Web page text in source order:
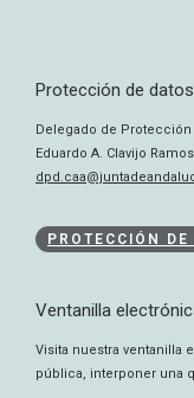
Protección de datos
Delegado de Protección
Eduardo A. Clavijo Ramos
PROTECCIÓN DE
Ventanilla
Visita nuestra ventanilla
pública, interponer una